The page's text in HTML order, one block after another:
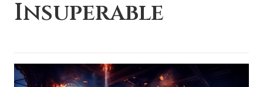
Insuperable